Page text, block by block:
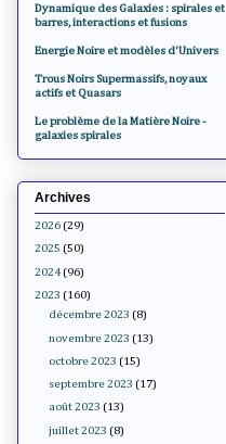
Dynamique des Galaxies : spirales et
barres, interactions et fusions
Energie Noire et modèles d'Univers
Trous Noirs Supermassifs, noyaux
actifs et Quasars
Le problème de la Matière Noire -
galaxies spirales
Archives
2026 (29)
2025 (50)
2024 (96)
2023 (160)
décembre 2023 (8)
novembre 2023 (13)
octobre 2023 (15)
septembre 2023 (17)
août 2023 (13)
juillet 2023 (8)